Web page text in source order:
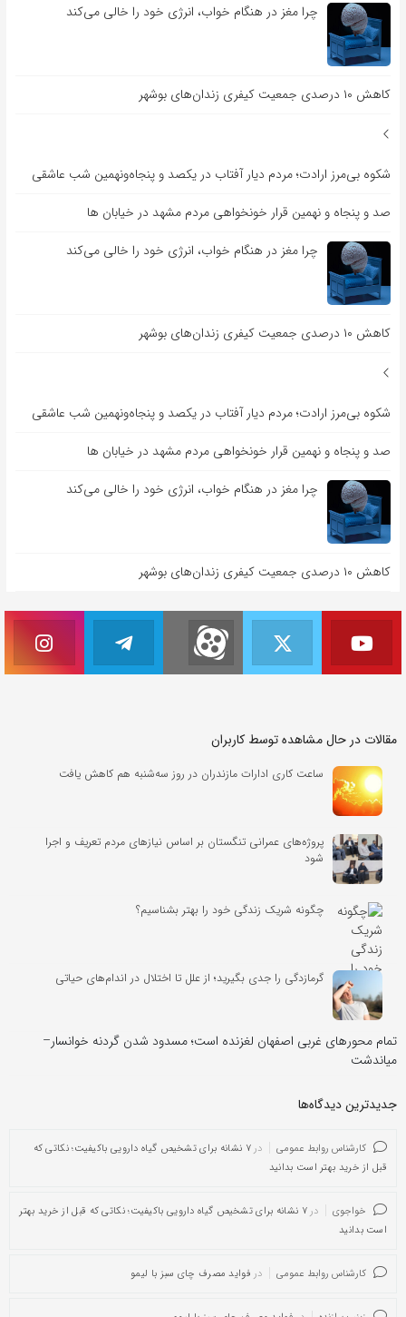
چرا مغز در هنگام خواب، انرژی خود را خالی می‌کند
کاهش ۱۰ درصدی جمعیت کیفری زندان‌های بوشهر
شکوه بی‌مرز ارادت؛ مردم دیار آفتاب در یکصد و پنجاه‌ونهمین شب عاشقی
صد و پنجاه و نهمین قرار خونخواهی مردم مشهد در خیابان ها
چرا مغز در هنگام خواب، انرژی خود را خالی می‌کند
کاهش ۱۰ درصدی جمعیت کیفری زندان‌های بوشهر
شکوه بی‌مرز ارادت؛ مردم دیار آفتاب در یکصد و پنجاه‌ونهمین شب عاشقی
صد و پنجاه و نهمین قرار خونخواهی مردم مشهد در خیابان ها
چرا مغز در هنگام خواب، انرژی خود را خالی می‌کند
کاهش ۱۰ درصدی جمعیت کیفری زندان‌های بوشهر
مقالات در حال مشاهده توسط کاربران
ساعت کاری ادارات مازندران در روز سه‌شنبه هم کاهش یافت
پروژه‌های عمرانی تنگستان بر اساس نیازهای مردم تعریف و اجرا
شود
چگونه شریک زندگی خود را بهتر بشناسیم؟
گرمازدگی را جدی بگیرید؛ از علل تا اختلال در اندام‌های حیاتی
تمام محورهای غربی اصفهان لغزنده است؛ مسدود شدن گردنه خوانسار–
میاندشت
جدیدترین دیدگاه‌‌ها
کارشناس روابط عمومی در
۷ نشانه برای تشخیص گیاه دارویی باکیفیت؛ نکاتی که
قبل از خرید بهتر است بدانید
خواجوی در
۷ نشانه برای تشخیص گیاه دارویی باکیفیت؛ نکاتی که قبل از خرید بهتر
است بدانید
کارشناس روابط عمومی در فواید مصرف چای سبز با لیمو